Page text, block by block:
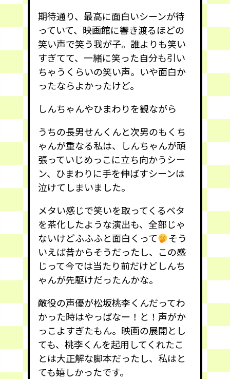
期待通り、最高に面白いシーンが待
っていて、映画館に響き渡るほどの
笑い声で笑う我が子。誰よりも笑い
すぎてて、一緒に笑った自分も引い
ちゃうくらいの笑い声。いや面白か
ったならよかったけど。
しんちゃんやひまわりを観ながら
うちの長男せんくんと次男のもくち
ゃんが重なる私は、しんちゃんが頑
張っていじめっこに立ち向かうシー
ン、ひまわりに手を伸ばすシーンは
泣けてしまいました。
メタい感じで笑いを取ってくるベタ
を茶化したような演出も、全部じゃ
ないけどふふふと面白くって
そう
いえば昔からそうだったし、この感
じって今では当たり前だけどしんち
ゃんが先駆けだったんかな。
敵役の声優が松坂桃李くんだってわ
かった時はやっぱなー！と！声がか
っこよすぎたもん。映画の展開とし
ても、桃李くんを起用してくれたこ
とは大正解な脚本だったし、私はと
ても嬉しかったです。